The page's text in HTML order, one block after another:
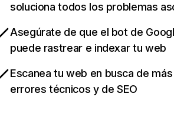
soluciona todos los problemas
Asegúrate de que el bot de
puede rastrear e indexar tu web
Escanea tu web en busca de
errores técnicos y de SEO